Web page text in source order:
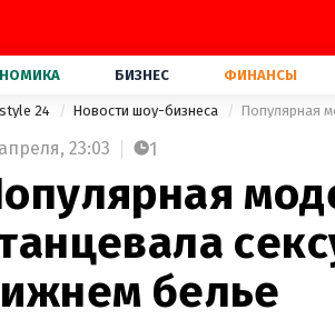
БИЗНЕС ФИНАНСЫ
24 Новости шоу-бизнеса Популярная
23:03 1
белье